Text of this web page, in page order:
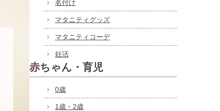
名付け
マタニティグッズ
マタニティコーデ
妊活
赤ちゃん・育児
0歳
1歳・2歳